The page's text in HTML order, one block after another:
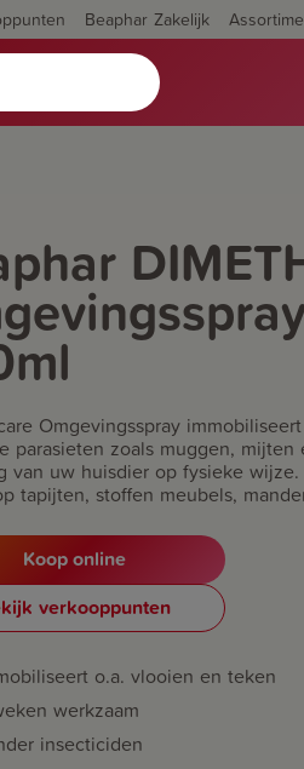
Beaphar Zakelijk
Omgevingsspray
parasieten zoals muggen,
van uw huisdier op fysieke wijze.
tapijten, stoffen meubels,
Koop online
verkooppunten
o.a. vlooien en teken
werkzaam
insecticiden